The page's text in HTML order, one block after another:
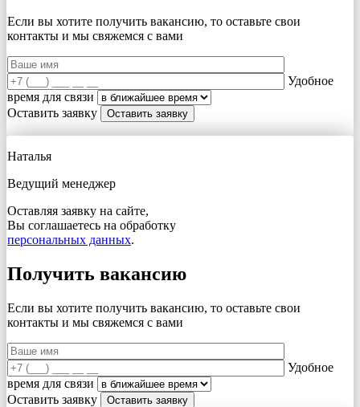
Если вы хотите получить вакансию, то оставьте свои
контакты и мы свяжемся с вами
Удобное
время для связи
Оставить заявку
Наталья
Ведущий менеджер
Оставляя заявку на сайте,
Вы соглашаетесь на обработку
персональных данных.
Получить вакансию
Если вы хотите получить вакансию, то оставьте свои
контакты и мы свяжемся с вами
Удобное
время для связи
Оставить заявку